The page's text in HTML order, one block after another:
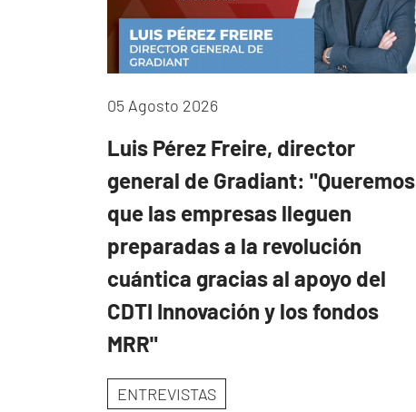
05 Agosto 2026
Luis Pérez Freire, director
general de Gradiant: "Queremos
que las empresas lleguen
preparadas a la revolución
cuántica gracias al apoyo del
CDTI Innovación y los fondos
MRR"
ENTREVISTAS